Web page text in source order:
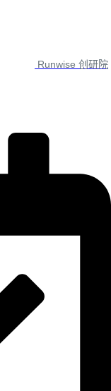
Runwise 创研院